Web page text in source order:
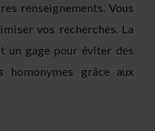
renseignements. Vous
vos recherches. La
un gage pour éviter des
grâce aux